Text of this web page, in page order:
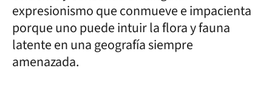
expresionismo que conmueve e impacienta
porque uno puede intuir la flora y fauna
latente en una geografía siempre
amenazada.